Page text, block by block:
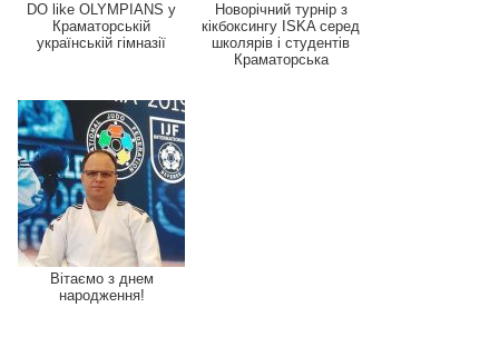
DO like OLYMPIANS у
Краматорській
українській гімназії
Новорічний турнір з
кікбоксингу ISKA серед
школярів і студентів
Краматорська
Вітаємо з днем
народження!